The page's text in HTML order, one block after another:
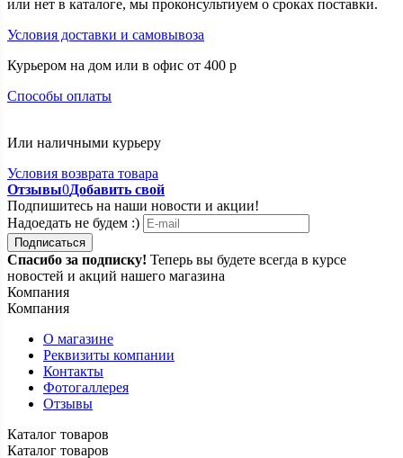
или нет в каталоге, мы проконсультиуем о сроках поставки.
Условия доставки и самовывоза
Курьером на дом или в офис от 400 p
Способы оплаты
Или наличными курьеру
Условия возврата товара
Отзывы0Добавить свой
Подпишитесь на наши новости и акции!
Надоедать не будем :)
Подписаться
Спасибо за подписку! Теперь вы будете всегда в курсе
новостей и акций нашего магазина
Компания
Компания
О магазине
Реквизиты компании
Контакты
Фотогаллерея
Отзывы
Каталог товаров
Каталог товаров